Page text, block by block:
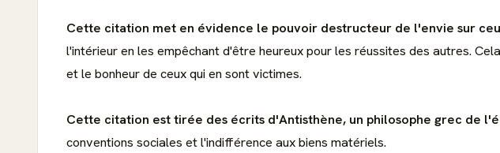
Cette citation met en évidence le pouvoir destructeur de l'envie sur
l'intérieur en les empêchant d'être heureux pour les réussites des autres.
et le bonheur de ceux qui en sont victimes.
Cette citation est tirée des écrits d'Antisthène, un philosophe grec de
conventions sociales et l'indifférence aux biens matériels.